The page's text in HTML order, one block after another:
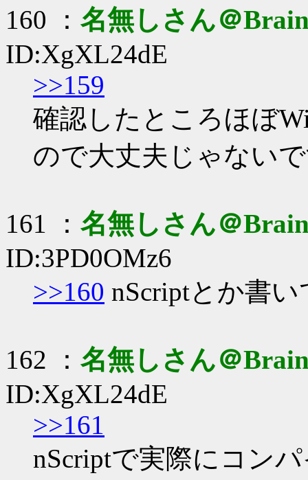
160 ： 名無しさん＠
ID:XgXL24dE
>>159
確認したところほぼ
ので大丈夫じゃない
161 ： 名無しさん＠
ID:3PD0OMz6
>>160 nScriptとか書
162 ： 名無しさん＠
ID:XgXL24dE
>>161
nScriptで実際にコン